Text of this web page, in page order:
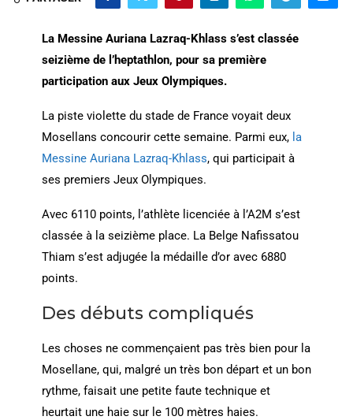
La Messine Auriana Lazraq-Khlass s’est classée
seizième de l’heptathlon, pour sa première
participation aux Jeux Olympiques.
La piste violette du stade de France voyait deux
Mosellans concourir cette semaine. Parmi eux, la
Messine Auriana Lazraq-Khlass, qui participait à
ses premiers Jeux Olympiques.
Avec 6110 points, l’athlète licenciée à l’A2M s’est
classée à la seizième place. La Belge Nafissatou
Thiam s’est adjugée la médaille d’or avec 6880
points.
Des débuts compliqués
Les choses ne commençaient pas très bien pour la
Mosellane, qui, malgré un très bon départ et un bon
rythme, faisait une petite faute technique et
heurtait une haie sur le 100 mètres haies.